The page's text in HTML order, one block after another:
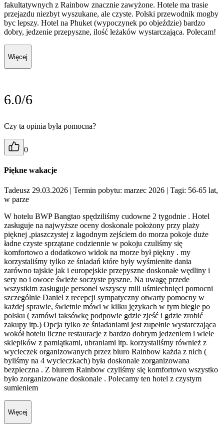
fakultatywnych z Rainbow znacznie zawyżone. Hotele ma trasie
przejazdu niezbyt wyszukane, ale czyste. Polski przewodnik mogby
byc lepszy. Hotel na Phuket (wypoczynek po objeździe) bardzo
dobry, jedzenie przepyszne, ilość leżaków wystarczająca. Polecam!
Więcej
6.0/6
Czy ta opinia była pomocna?
0
Piękne wakacje
Tadeusz 29.03.2026 | Termin pobytu: marzec 2026 | Tagi: 56-65 lat,
w parze
W hotelu BWP Bangtao spędziliśmy cudowne 2 tygodnie . Hotel
zasługuje na najwyższe oceny doskonale położony przy plaży
pięknej ,piaszczystej z łagodnym zejściem do morza pokoje duże
ładne czyste sprzątane codziennie w pokoju czuliśmy się
komfortowo a dodatkowo widok na morze był piękny . my
korzystaliśmy tylko ze śniadań które były wyśmienite dania
zarówno tajskie jak i europejskie przepyszne doskonałe wędliny i
sery no i owoce świeże soczyste pyszne. Na uwagę przede
wszystkim zasługuje personel wszyscy mili uśmiechnięci pomocni
szczególnie Daniel z recepcji sympatyczny otwarty pomocny w
każdej sprawie, świetnie mówi w kilku językach w tym biegle po
polsku ( zamówi taksówkę podpowie gdzie zjeść i gdzie zrobić
zakupy itp.) Opcja tylko ze śniadaniami jest zupełnie wystarczająca
wokół hotelu liczne restauracje z bardzo dobrym jedzeniem i wiele
sklepików z pamiątkami, ubraniami itp. korzystaliśmy również z
wycieczek organizowanych przez biuro Rainbow każda z nich (
byliśmy na 4 wycieczkach) była doskonale zorganizowana
bezpieczna . Z biurem Rainbow czyliśmy się komfortowo wszystko
było zorganizowane doskonale . Polecamy ten hotel z czystym
sumieniem
Więcej